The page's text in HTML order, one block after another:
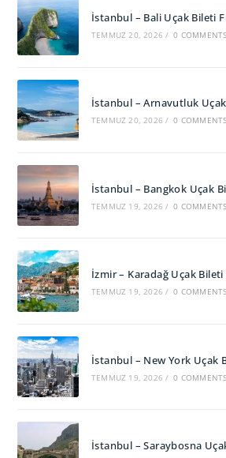
İstanbul – Bali Uçak Bileti
TEMMUZ 20, 2026 / 0 COMMENTS
İstanbul – Arnavutluk Uçak
TEMMUZ 20, 2026 / 0 COMMENTS
İstanbul – Bangkok Uçak
TEMMUZ 19, 2026 / 0 COMMENTS
İzmir – Karadağ Uçak Bileti
TEMMUZ 19, 2026 / 0 COMMENTS
İstanbul – New York Uçak
TEMMUZ 19, 2026 / 0 COMMENTS
İstanbul – Saraybosna